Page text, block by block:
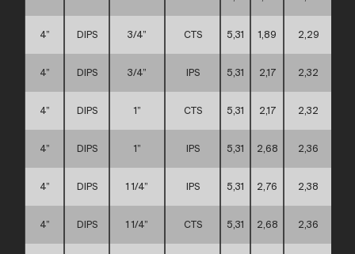
4” DIPS 3/4” CTS 5,31 1,89 2,29
4” DIPS 3/4” IPS 5,31 2,17 2,32
4” DIPS 1” CTS 5,31 2,17 2,32
4” DIPS 1” IPS 5,31 2,68 2,36
4” DIPS 1 1/4” IPS 5,31 2,76 2,38
4” DIPS 1 1/4” CTS 5,31 2,68 2,36